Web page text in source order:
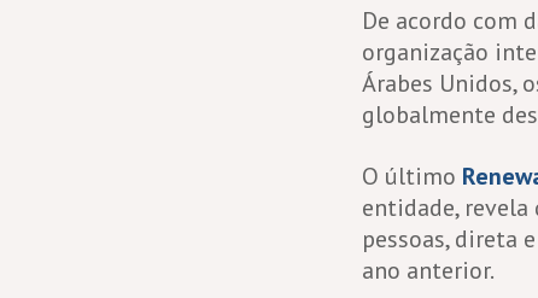
De acordo com
organização
Árabes Unidos,
globalmente
O último
entidade,
pessoas, direta
ano anterior.